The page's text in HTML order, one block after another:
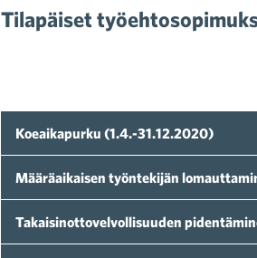
Tilapäiset
Koeaikapurku (1.4.-31.12.2020)
Määräaikaisen työntekijän
Takaisinottovelvollisuuden